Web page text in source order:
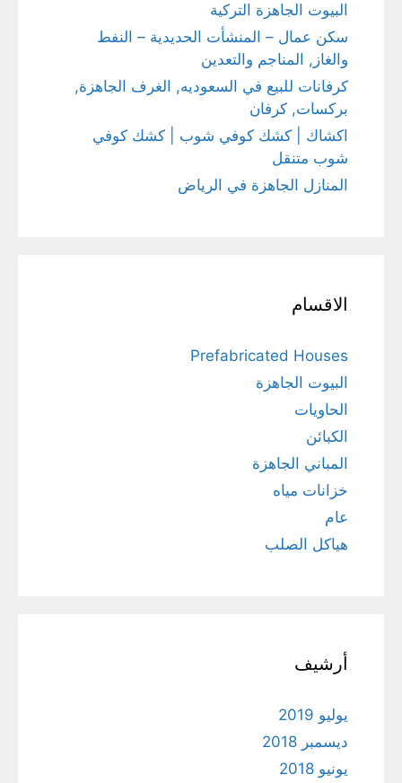
البيوت الجاهزة التركية
سكن عمال – المنشأت الحديدية – النفط
والغاز, المناجم والتعدين
كرفانات للبيع في السعوديه, الغرف الجاهزة,
بركسات, كرفان
اكشاك | كشك كوفي شوب | كشك كوفي
شوب متنقل
المنازل الجاهزة في الرياض
الاقسام
Prefabricated Houses
البيوت الجاهزة
الحاويات
الكبائن
المباني الجاهزة
خزانات مياه
عام
هياكل الصلب
أرشيف
يوليو 2019
ديسمبر 2018
يونيو 2018